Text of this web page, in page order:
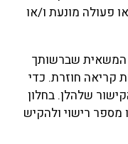
פעולה מונעת ו/או
שברשותך
קריאה חוזרת. כדי
שלהלן. בחלון
רישוי ולהקיש